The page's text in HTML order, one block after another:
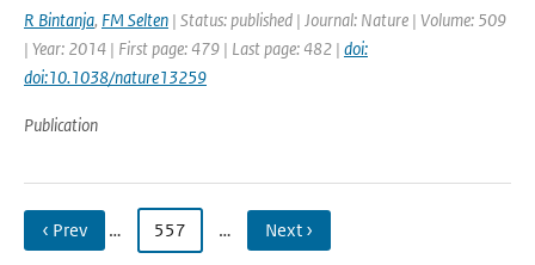
R Bintanja, FM Selten | Status: published | Journal: Nature | Volume: 509
| Year: 2014 | First page: 479 | Last page: 482 | doi:
doi:10.1038/nature13259
Publication
‹ Prev … 557 … Next ›